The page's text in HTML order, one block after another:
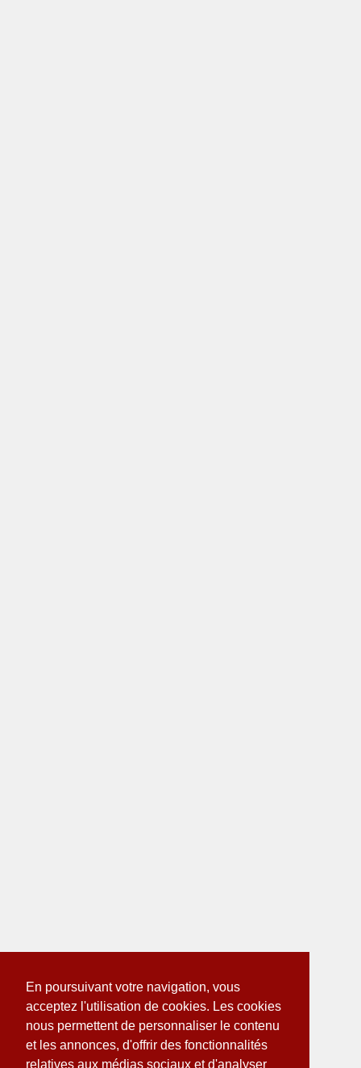
En poursuivant votre navigation, vous
acceptez l'utilisation de cookies. Les cookies
nous permettent de personnaliser le contenu
et les annonces, d'offrir des fonctionnalités
relatives aux médias sociaux et d'analyser